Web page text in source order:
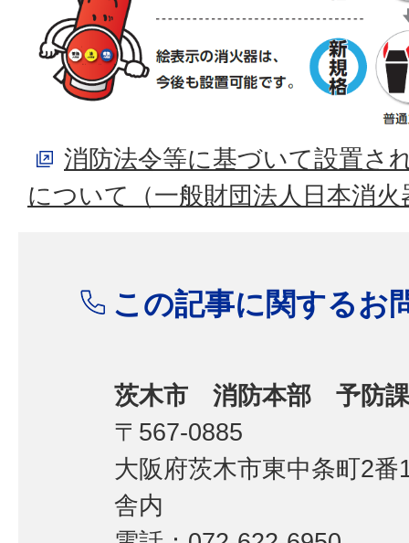
消防法令等に基づいて設置さ
について（一般財団法人日本消火
この記事に関するお
茨木市 消防本部 予防課
〒567-0885
大阪府茨木市東中条町2
舎内